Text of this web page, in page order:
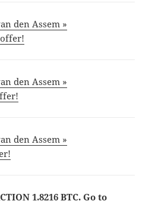
den Assem »
den Assem »
den Assem »
1.8216 BTC. Go to